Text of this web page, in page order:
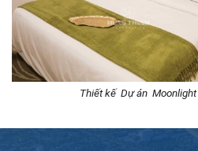
Thiết kế Dự án